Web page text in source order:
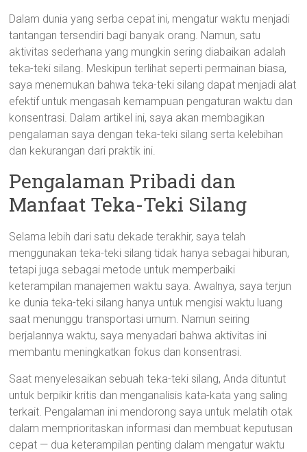
Dalam dunia yang serba cepat ini, mengatur waktu menjadi
tantangan tersendiri bagi banyak orang. Namun, satu
aktivitas sederhana yang mungkin sering diabaikan adalah
teka-teki silang. Meskipun terlihat seperti permainan biasa,
saya menemukan bahwa teka-teki silang dapat menjadi alat
efektif untuk mengasah kemampuan pengaturan waktu dan
konsentrasi. Dalam artikel ini, saya akan membagikan
pengalaman saya dengan teka-teki silang serta kelebihan
dan kekurangan dari praktik ini.
Pengalaman Pribadi dan
Manfaat Teka-Teki Silang
Selama lebih dari satu dekade terakhir, saya telah
menggunakan teka-teki silang tidak hanya sebagai hiburan,
tetapi juga sebagai metode untuk memperbaiki
keterampilan manajemen waktu saya. Awalnya, saya terjun
ke dunia teka-teki silang hanya untuk mengisi waktu luang
saat menunggu transportasi umum. Namun seiring
berjalannya waktu, saya menyadari bahwa aktivitas ini
membantu meningkatkan fokus dan konsentrasi.
Saat menyelesaikan sebuah teka-teki silang, Anda dituntut
untuk berpikir kritis dan menganalisis kata-kata yang saling
terkait. Pengalaman ini mendorong saya untuk melatih otak
dalam memprioritaskan informasi dan membuat keputusan
cepat — dua keterampilan penting dalam mengatur waktu